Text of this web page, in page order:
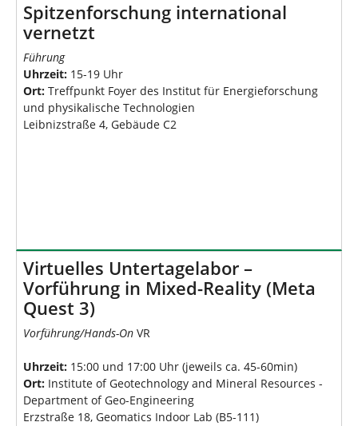
Spitzenforschung international
vernetzt
Führung
Uhrzeit: 15-19 Uhr
Ort: Treffpunkt Foyer des Institut für Energieforschung
und physikalische Technologien
Leibnizstraße 4, Gebäude C2
Virtuelles Untertagelabor –
Vorführung in Mixed-Reality (Meta
Quest 3)
Vorführung/Hands-On VR
Uhrzeit: 15:00 und 17:00 Uhr (jeweils ca. 45-60min)
Ort: Institute of Geotechnology and Mineral Resources -
Department of Geo-Engineering
Erzstraße 18, Geomatics Indoor Lab (B5-111)